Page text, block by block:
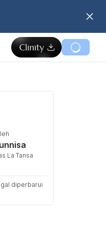
La Tansa
diperbarui